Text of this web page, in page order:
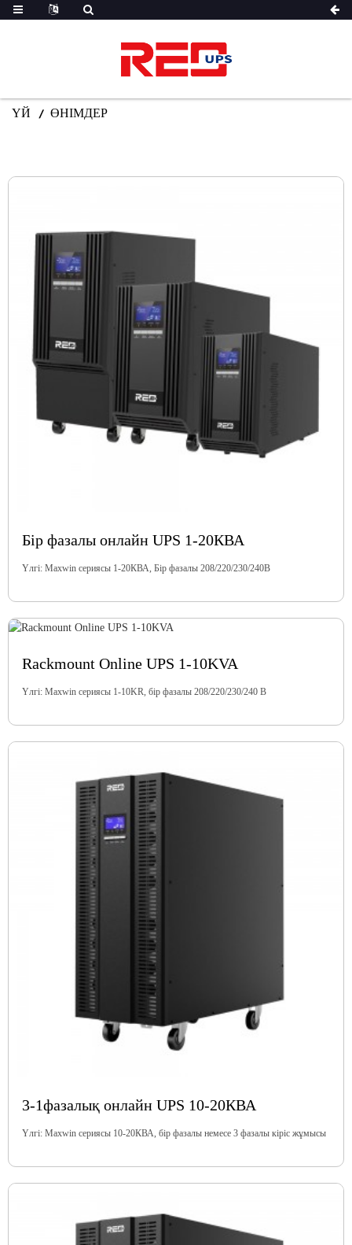
ҮЙ ӨНІМДЕР
Бір фазалы онлайн UPS 1-20КВА
Үлгі: Maxwin сериясы 1-20КВА, Бір фазалы 208/220/230/240В
Rackmount Online UPS 1-10KVA
Үлгі: Maxwin сериясы 1-10KR, бір фазалы 208/220/230/240 В
3-1фазалық онлайн UPS 10-20КВА
Үлгі: Maxwin сериясы 10-20КВА, бір фазалы немесе 3 фазалы кіріс жұмысы